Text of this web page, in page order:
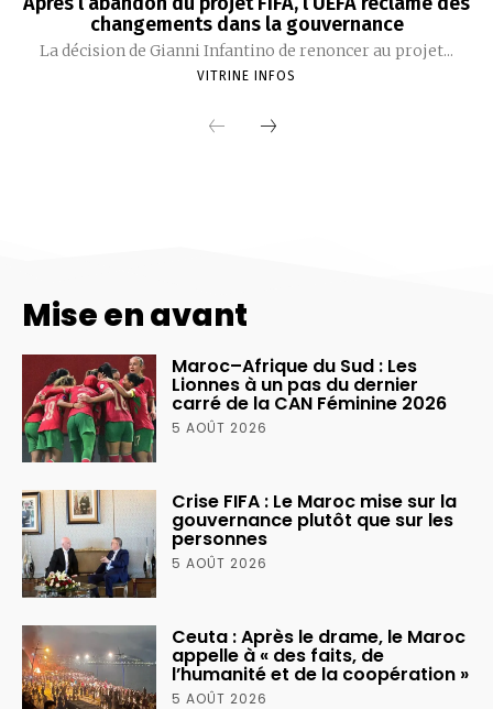
Mise en avant
Maroc–Afrique du Sud : Les
Lionnes à un pas du dernier
carré de la CAN Féminine 2026
5 AOÛT 2026
Crise FIFA : Le Maroc mise sur la
gouvernance plutôt que sur les
personnes
5 AOÛT 2026
Ceuta : Après le drame, le Maroc
appelle à « des faits, de
l’humanité et de la coopération »
5 AOÛT 2026